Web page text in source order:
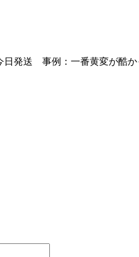
発送 事例：一番黄変が酷か